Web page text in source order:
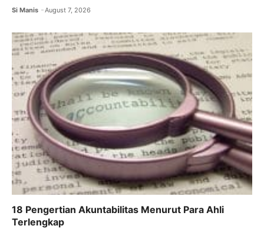
Si Manis August 7, 2026
18 Pengertian Akuntabilitas Menurut Para Ahli
Terlengkap